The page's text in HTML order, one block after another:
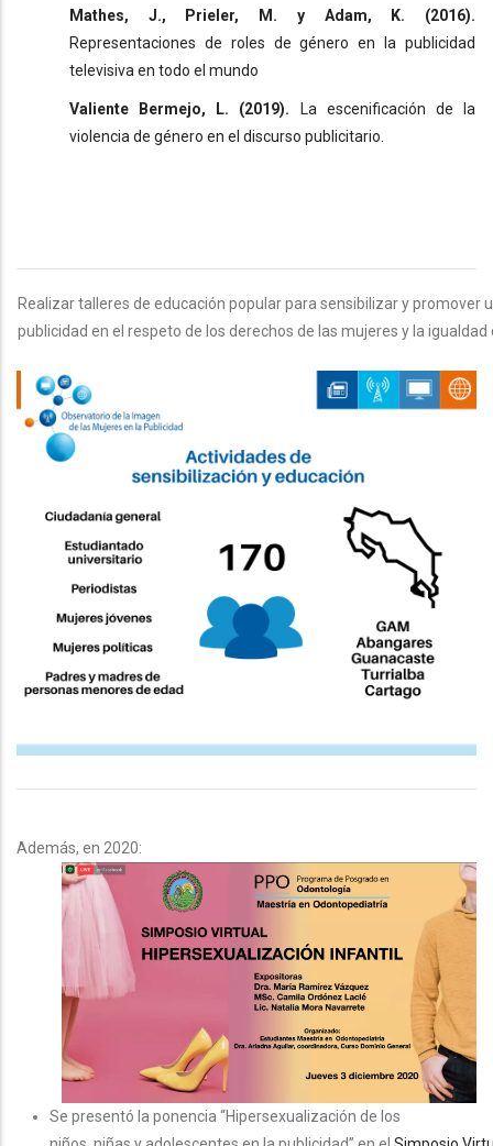
Mathes, J., Prieler, M. y Adam, K. (2016).
Representaciones de roles de género en la publicidad
televisiva en todo el mundo
Valiente Bermejo, L. (2019). La escenificación de la
violencia de género en el discurso publicitario.
Realizar talleres de educación popular para sensibilizar y
publicidad en el respeto de los derechos de las mujeres y la igualdad
Además, en 2020:
Se presentó la ponencia “Hipersexualización de los